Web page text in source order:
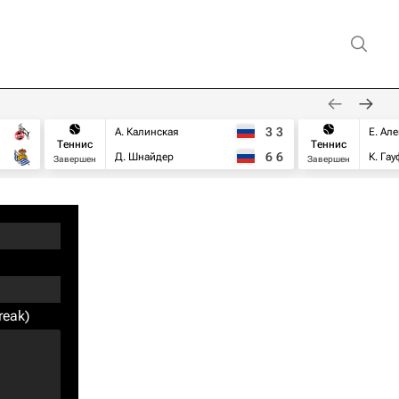
Теннис
Завершен
А. Калинская
Д. Шнайдер
3 3
6 6
Теннис
Завершен
Е.
К.